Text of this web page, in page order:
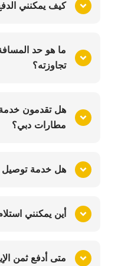
كيف يمكنني
ما هو حد
تجاوزته؟
هل تقدمون خدمة
مطارات دبي؟
هل خدمة توصيل
أين يمكنني
متى أدفع ثمن